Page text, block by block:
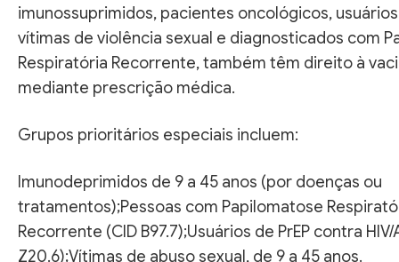
imunossuprimidos, pacientes oncológicos, usuários
vítimas de violência sexual e diagnosticados com
Respiratória Recorrente, também têm direito à
mediante prescrição médica.
Grupos prioritários especiais incluem:
Imunodeprimidos de 9 a 45 anos (por doenças ou
tratamentos);Pessoas com Papilomatose
Recorrente (CID B97.7);Usuários de PrEP contra HIV/
Z20.6);Vítimas de abuso sexual, de 9 a 45 anos.